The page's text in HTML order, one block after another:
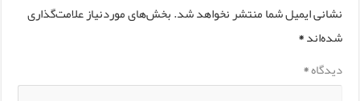
نشانی ایمیل شما منتشر نخواهد شد.بخش‌های موردنیاز علامت‌گذاری
شده‌اند*
دیدگاه*